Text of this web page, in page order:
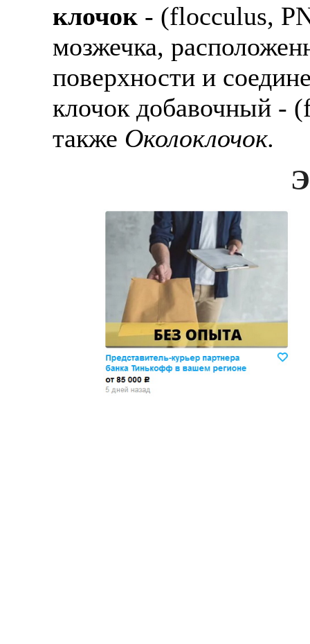
клочок - (flocculus,
мозжечка,
поверхности и
клочок добавочный -
также Околоклочок.